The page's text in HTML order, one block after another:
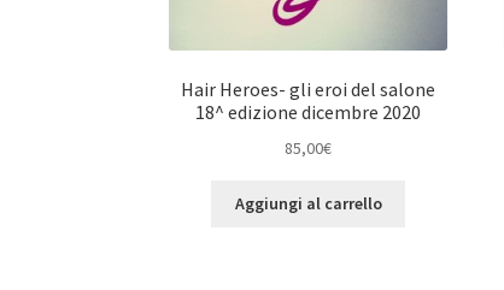
Hair Heroes- gli eroi del salone
18^ edizione dicembre 2020
85,00€
Aggiungi al carrello